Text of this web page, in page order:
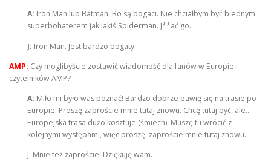
A: Iron Man lub Batman. Bo są bogaci. Nie chciałbym być biednym
superbohaterem jak jakiś Spiderman. J**ać go.
J: Iron Man. Jest bardzo bogaty.
AMP: Czy moglibyście zostawić wiadomość dla fanów w Europie i
czytelników AMP?
A: Miło mi było was poznać! Bardzo dobrze bawię się na trasie po
Europie. Proszę zaproście mnie tutaj znowu. Chcę tutaj być, ale…
Europejska trasa dużo kosztuje (śmiech). Muszę tu wrócić z
kolejnymi występami, więc proszę, zaproście mnie tutaj znowu.
J: Mnie też zaproście! Dziękuję wam.